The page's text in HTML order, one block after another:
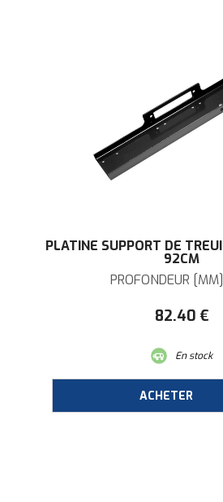
PLATINE SUPPORT DE
92CM
PROFONDEUR
82.40 €
En stock